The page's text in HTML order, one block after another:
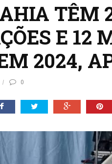
TÊM
E 12
2024,
0